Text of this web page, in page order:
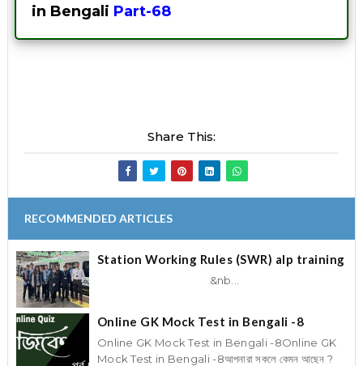
in Bengali Part-68
Share This:
RECOMMENDED ARTICLES
Station Working Rules (SWR) alp training
&nb...
Online GK Mock Test in Bengali -8
Online GK Mock Test in Bengali -8Online GK
Mock Test in Bengali -8আপনারা সকলে কেমন আছেন ?